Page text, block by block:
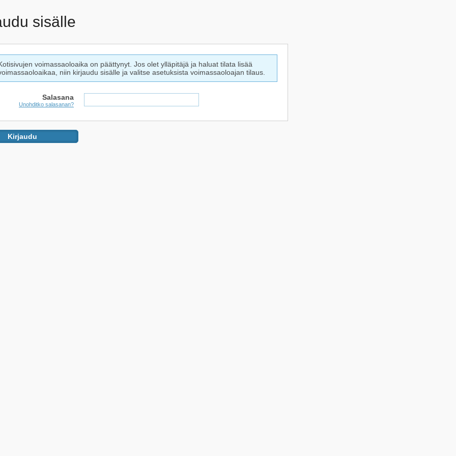
sisälle
voimassaoloaika on päättynyt. Jos olet ylläpitäjä ja haluat tilata lisää
niin kirjaudu sisälle ja valitse asetuksista voimassaoloajan tilaus.
Salasana
Unohditko salasanan?